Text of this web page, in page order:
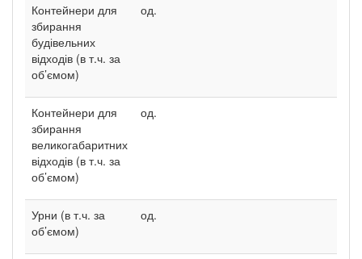
Контейнери для
збирання
будівельних
відходів (в т.ч. за
об’ємом)
од.
Контейнери для
збирання
великогабаритних
відходів (в т.ч. за
об’ємом)
од.
Урни (в т.ч. за
об’ємом)
од.